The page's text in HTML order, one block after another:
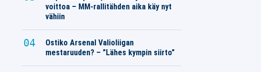
voittoa – MM-rallitähden aika käy nyt
vähiin
Ostiko Arsenal Valioliigan
mestaruuden? – ”Lähes kympin siirto”